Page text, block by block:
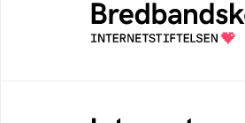
Bredbandskollen är ett
konsumentverktyg
Internetstiftelsen